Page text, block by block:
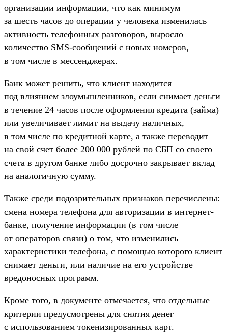
организации информации, что как минимум
за шесть часов до операции у человека изменилась
активность телефонных разговоров, выросло
количество SMS-сообщений с новых номеров,
в том числе в мессенджерах.
Банк может решить, что клиент находится
под влиянием злоумышленников, если снимает деньги
в течение 24 часов после оформления кредита (займа)
или увеличивает лимит на выдачу наличных,
в том числе по кредитной карте, а также переводит
на свой счет более 200 000 рублей по СБП со своего
счета в другом банке либо досрочно закрывает вклад
на аналогичную сумму.
Также среди подозрительных признаков перечислены:
смена номера телефона для авторизации в интернет-
банке, получение информации (в том числе
от операторов связи) о том, что изменились
характеристики телефона, с помощью которого клиент
снимает деньги, или наличие на его устройстве
вредоносных программ.
Кроме того, в документе отмечается, что отдельные
критерии предусмотрены для снятия денег
с использованием токенизированных карт.